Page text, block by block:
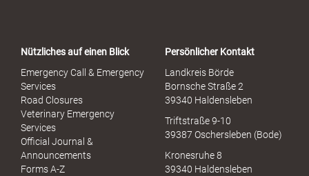
Nützliches auf einen Blick
Emergency Call & Emergency
Services
Road Closures
Veterinary Emergency
Services
Official Journal &
Announcements
Forms A-Z
Persönlicher Kontakt
Landkreis Börde
Bornsche Straße 2
39340 Haldensleben
Triftstraße 9-10
39387 Oschersleben (Bode)
Kronesruhe 8
39340 Haldensleben